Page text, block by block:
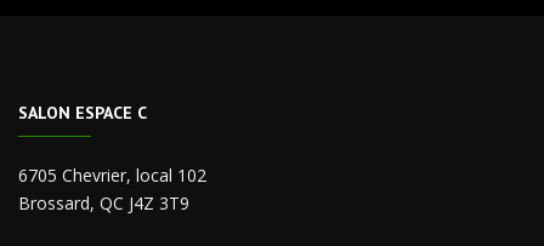
SALON ESPACE C
6705 Chevrier, local 102
Brossard, QC J4Z 3T9